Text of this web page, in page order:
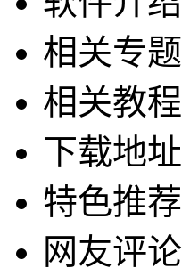
相关专题
相关教程
下载地址
特色推荐
网友评论